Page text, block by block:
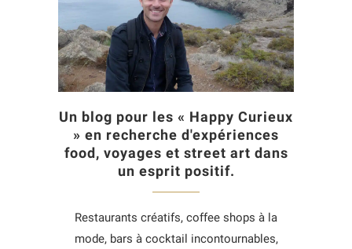
Un blog pour les « Happy Curieux
» en recherche d'expériences
food, voyages et street art dans
un esprit positif.
Restaurants créatifs, coffee shops à la
mode, bars à cocktail incontournables,